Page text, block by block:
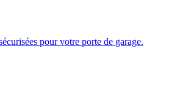
pour votre porte de garage.